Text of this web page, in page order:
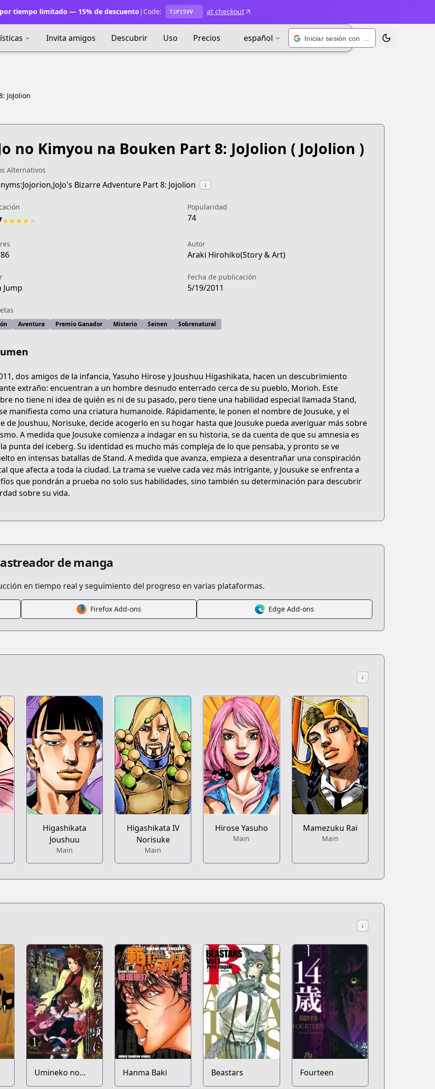
tiempo limitado — 15% de descuento | Code: T1P15VV at checkout
Invita amigos Descubrir Uso Precios español Alternar tema
JoJolion
4bcf-81d7-ad307d2ea971
bizarre-adventure-part-8-jojolion
no Kimyou na Bouken Part 8: JoJolion ( JoJolion )
Alternativos
Bizarre Adventure Part 8: Jojolion ↓
★★★★
Popularidad
74
Autor
Araki Hirohiko(Story & Art)
Jump
Fecha de publicación
5/19/2011
Aventura Premio Ganador Misterio Seinen Sobrenatural
dos amigos de la infancia, Yasuho Hirose y Joushuu Higashikata, hacen un descubrimiento
extraño: encuentran a un hombre desnudo enterrado cerca de su pueblo, Morioh. Este
no tiene ni idea de quién es ni de su pasado, pero tiene una habilidad especial llamada Stand,
manifiesta como una criatura humanoide. Rápidamente, le ponen el nombre de Jousuke, y el
de Joushuu, Norisuke, decide acogerlo en su hogar hasta que Jousuke pueda averiguar más sobre
A medida que Jousuke comienza a indagar en su historia, se da cuenta de que su amnesia es
punta del iceberg. Su identidad es mucho más compleja de lo que pensaba, y pronto se ve
en intensas batallas de Stand. A medida que avanza, empieza a desentrañar una conspiración
que afecta a toda la ciudad. La trama se vuelve cada vez más intrigante, y Jousuke se enfrenta a
que pondrán a prueba no solo sus habilidades, sino también su determinación para descubrir
sobre su vida.
de manga
en tiempo real y seguimiento del progreso en varias plataformas.
Firefox Add-ons Edge Add-ons
↓
Higashikata
Joushuu
Main
Higashikata IV
Norisuke
Main
Hirose Yasuho
Main
Mamezuku Rai
Main
↓
Umineko no
Naku Koro ni -
Hanma Baki Beastars Fourteen